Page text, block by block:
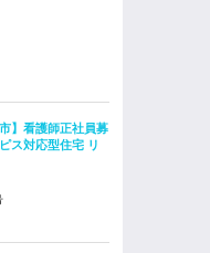
】看護師正社員募
ス対応型住宅 リ